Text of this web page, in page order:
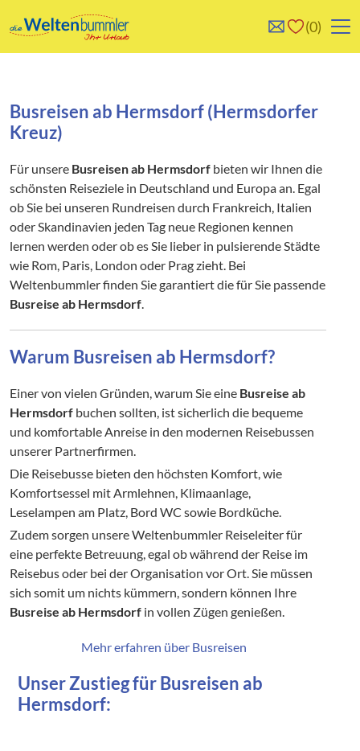
0
Busreisen ab Hermsdorf (Hermsdorfer
Kreuz)
Für unsere Busreisen ab Hermsdorf bieten wir Ihnen die
schönsten Reiseziele in Deutschland und Europa an. Egal
ob Sie bei unseren Rundreisen durch Frankreich, Italien
oder Skandinavien jeden Tag neue Regionen kennen
lernen werden oder ob es Sie lieber in pulsierende Städte
wie Rom, Paris, London oder Prag zieht. Bei
Weltenbummler finden Sie garantiert die für Sie passende
Busreise ab Hermsdorf.
Warum Busreisen ab Hermsdorf?
Einer von vielen Gründen, warum Sie eine Busreise ab
Hermsdorf buchen sollten, ist sicherlich die bequeme
und komfortable Anreise in den modernen Reisebussen
unserer Partnerfirmen.
Die Reisebusse bieten den höchsten Komfort, wie
Komfortsessel mit Armlehnen, Klimaanlage,
Leselampen am Platz, Bord WC sowie Bordküche.
Zudem sorgen unsere Weltenbummler Reiseleiter für
eine perfekte Betreuung, egal ob während der Reise im
Reisebus oder bei der Organisation vor Ort. Sie müssen
sich somit um nichts kümmern, sondern können Ihre
Busreise ab Hermsdorf in vollen Zügen genießen.
Mehr erfahren über Busreisen
Unser Zustieg für Busreisen ab
Hermsdorf: